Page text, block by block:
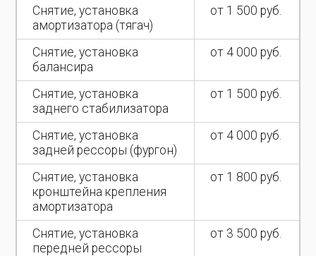
Снятие, установка
амортизатора (тягач)
от 1 500 руб.
Снятие, установка
балансира
от 4 000 руб.
Снятие, установка
заднего стабилизатора
от 1 500 руб.
Снятие, установка
задней рессоры (фургон)
от 4 000 руб.
Снятие, установка
кронштейна крепления
амортизатора
от 1 800 руб.
Снятие, установка
передней рессоры
от 3 500 руб.